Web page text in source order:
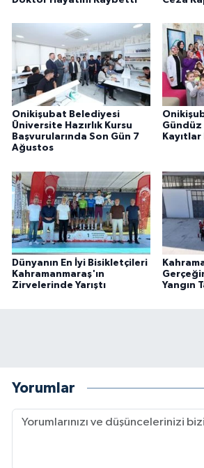
Onikişubat Belediyesi
Üniversite Hazırlık Kursu
Başvurularında Son Gün 7
Ağustos
Gündüz
Kayıtlar
Dünyanın En İyi Bisikletçileri
Kahramanmaraş'ın
Zirvelerinde Yarıştı
Yangın
Yorumlar